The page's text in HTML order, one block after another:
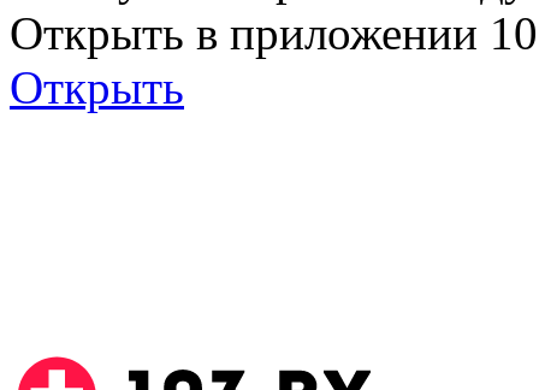
Открыть в приложении
Открыть